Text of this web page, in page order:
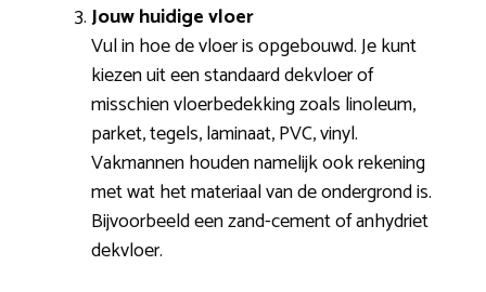
Jouw huidige vloer
Vul in hoe de vloer is opgebouwd. Je kunt
kiezen uit een standaard dekvloer of
misschien vloerbedekking zoals linoleum,
parket, tegels, laminaat, PVC, vinyl.
Vakmannen houden namelijk ook rekening
met wat het materiaal van de ondergrond is.
Bijvoorbeeld een zand-cement of anhydriet
dekvloer.